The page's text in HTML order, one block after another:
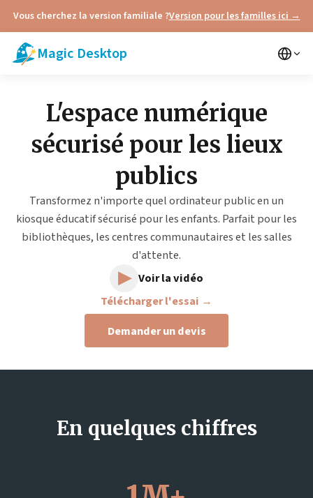
Vous cherchez la version familiale ?Version pour les familles ici →
Magic Desktop
L'espace numérique
sécurisé pour les lieux
publics
Transformez n'importe quel ordinateur public en un
kiosque éducatif sécurisé pour les enfants. Parfait pour les
bibliothèques, les centres communautaires et les salles
d'attente.
▶ Voir la vidéo
Télécharger l'essai →
Demander un devis
En quelques chiffres